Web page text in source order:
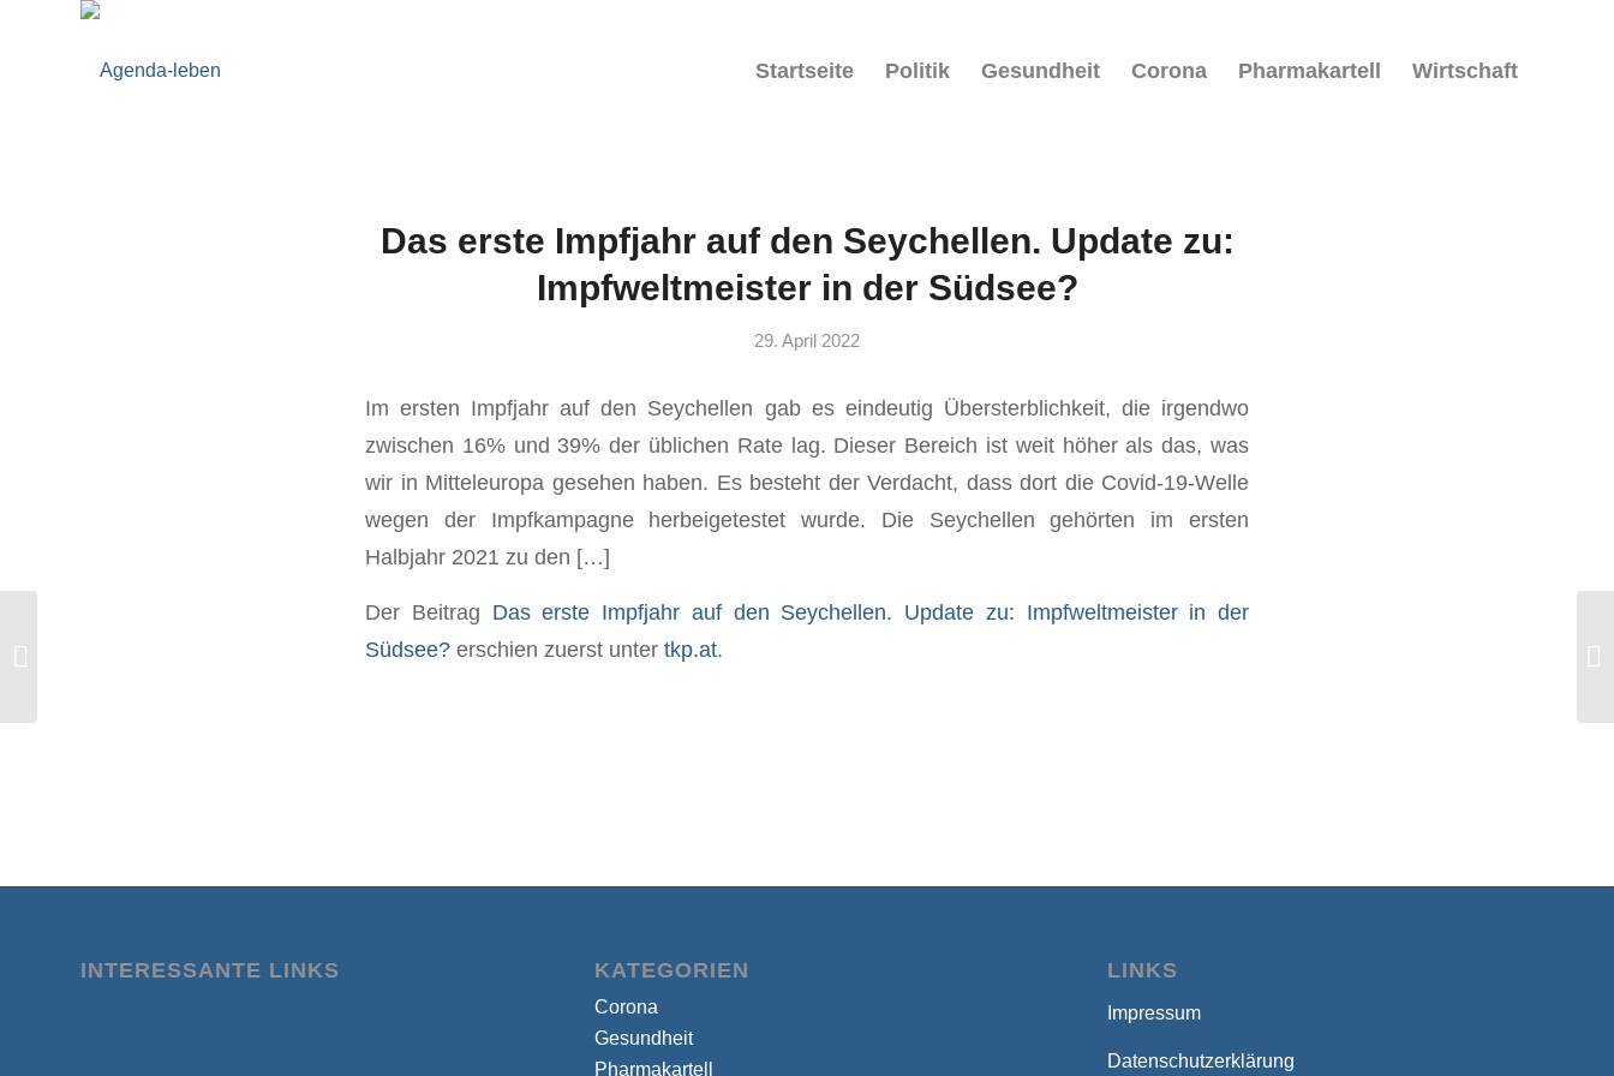
Startseite Politik Gesundheit Corona Pharmakartell Wirtschaft
Das erste Impfjahr auf den Seychellen. Update zu:
Impfweltmeister in der Südsee?
29. April 2022
Im ersten Impfjahr auf den Seychellen gab es eindeutig Übersterblichkeit, die irgendwo
zwischen 16% und 39% der üblichen Rate lag. Dieser Bereich ist weit höher als das, was
wir in Mitteleuropa gesehen haben. Es besteht der Verdacht, dass dort die Covid-19-Welle
wegen der Impfkampagne herbeigetestet wurde. Die Seychellen gehörten im ersten
Halbjahr 2021 zu den […]
Der Beitrag Das erste Impfjahr auf den Seychellen. Update zu: Impfweltmeister in der
Südsee? erschien zuerst unter tkp.at.
INTERESSANTE LINKS KATEGORIEN
Corona
Gesundheit
Pharmakartell
LINKS
Impressum
Datenschutzerklärung